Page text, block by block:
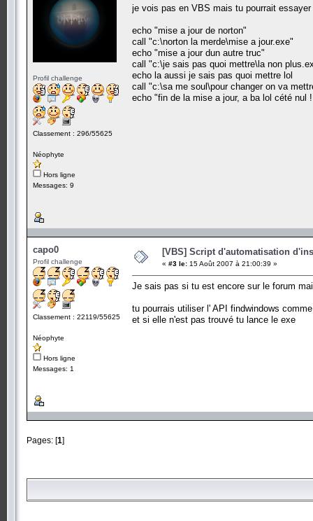
Profil challenge
Classement : 296/55625
Néophyte
Hors ligne
Messages: 9
je vois pas en VBS mais tu pourrait
echo "mise a jour de norton"
call "c:\norton la merde\mise a jour.exe"
echo "mise a jour dun autre truc"
call "c:\je sais pas quoi mettre\la non
echo la aussi je sais pas quoi mettre lol
call "c:\sa me soul\pour changer on va
echo "fin de la mise a jour, a ba lol cété nul
capo0
Profil challenge
Classement : 22119/55625
Néophyte
Hors ligne
Messages: 1
[VBS] Script d'automatisation
« #3 le: 15 Août 2007 à 21:00:39 »
Je sais pas si tu est encore sur le forum
tu pourrais utiliser l' API findwindows
et si elle n'est pas trouvé tu lance le exe
Pages: [1]